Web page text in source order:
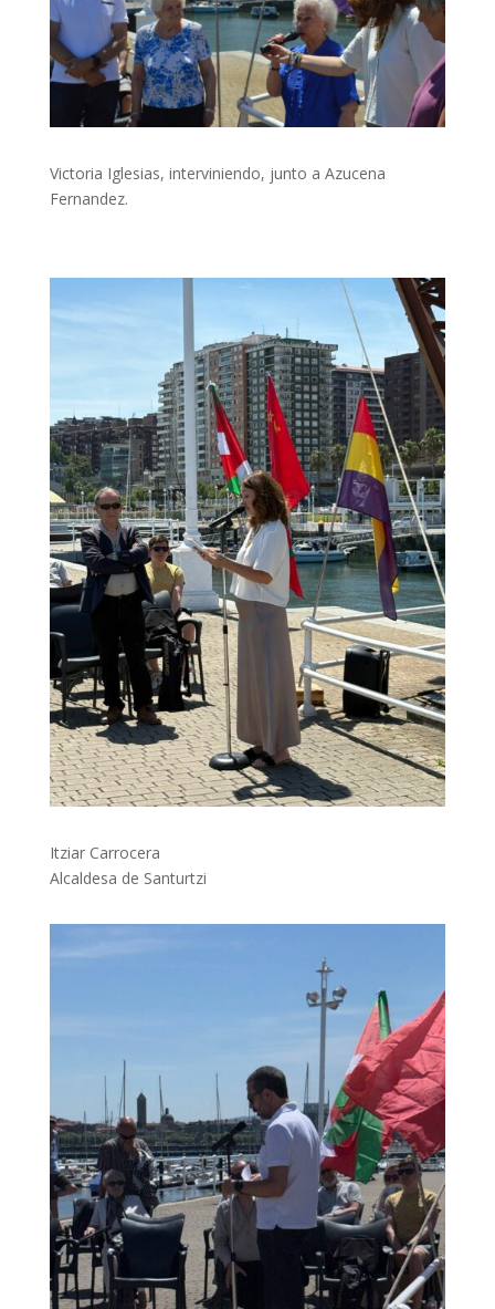
Victoria Iglesias, interviniendo, junto a Azucena
Fernandez.
Itziar Carrocera
Alcaldesa de Santurtzi